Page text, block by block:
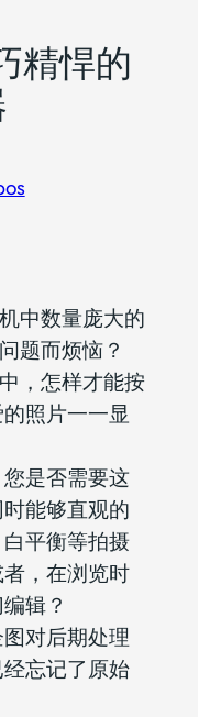
精悍的
中数量庞大的
题而烦恼？
，怎样才能按
照片一一显
是否需要这
能够直观的
平衡等拍摄
，在浏览时
辑？
对后期处理
忘记了原始